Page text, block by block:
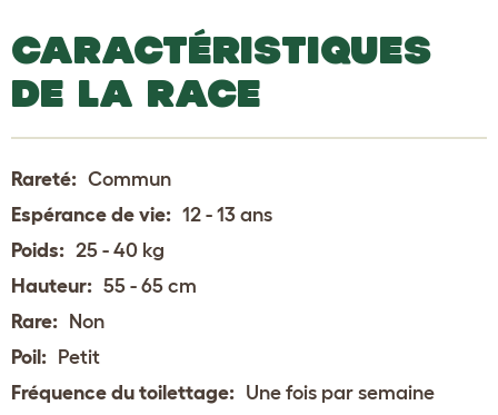
CARACTÉRISTIQUES
DE LA RACE
Rareté: Commun
Espérance de vie: 12 - 13 ans
Poids: 25 - 40 kg
Hauteur: 55 - 65 cm
Rare: Non
Poil: Petit
Fréquence du toilettage: Une fois par semaine